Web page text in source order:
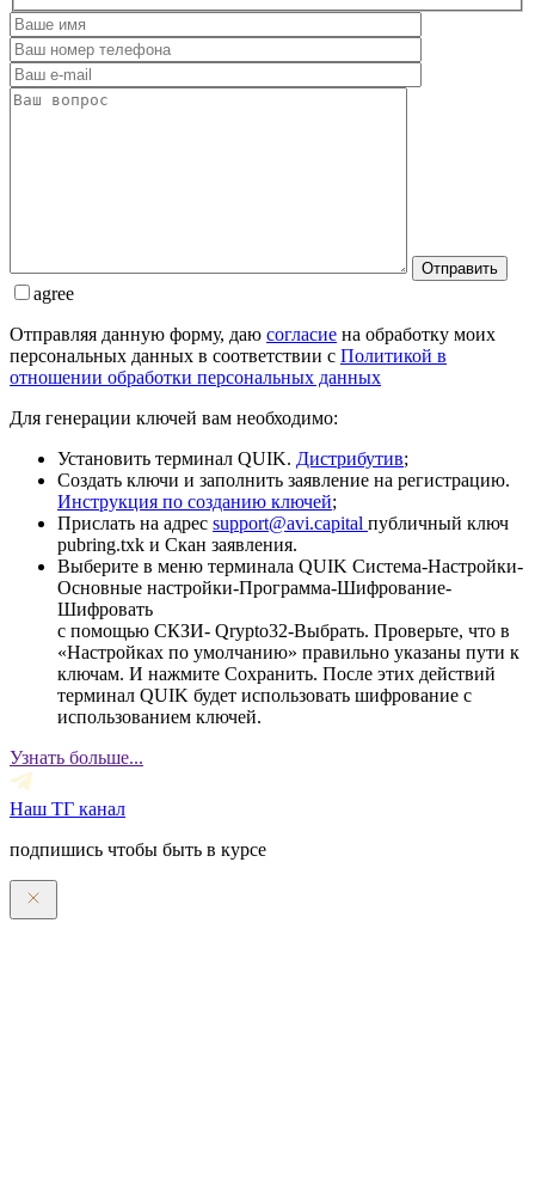
Отправить
agree
Отправляя данную форму, даю согласие на обработку моих
персональных данных в соответствии с Политикой в
отношении обработки персональных данных
Для генерации ключей вам необходимо:
Установить терминал QUIK. Дистрибутив;
Создать ключи и заполнить заявление на регистрацию.
Инструкция по созданию ключей;
Прислать на адрес support@avi.capital публичный ключ
pubring.txk и Скан заявления.
Выберите в меню терминала QUIK Система-Настройки-
Основные настройки-Программа-Шифрование-
Шифровать
с помощью СКЗИ- Qrypto32-Выбрать. Проверьте, что в
«Настройках по умолчанию» правильно указаны пути к
ключам. И нажмите Сохранить. После этих действий
терминал QUIK будет использовать шифрование с
использованием ключей.
Узнать больше...
Наш ТГ канал
подпишись чтобы быть в курсе